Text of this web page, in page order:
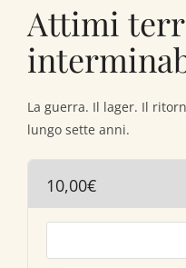
Attimi
La guerra. Il lager. Il
lungo sette anni.
10,00€
terribilmente